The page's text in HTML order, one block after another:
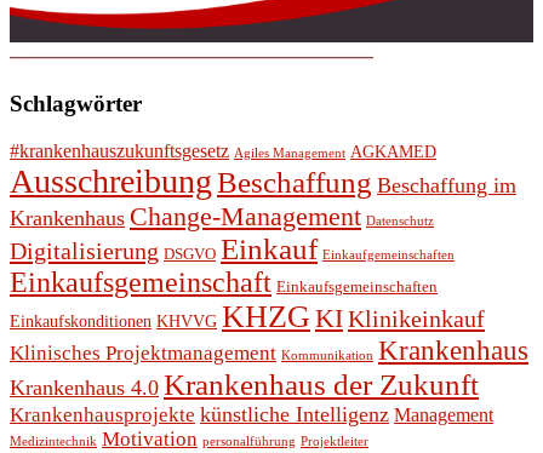
Schlagwörter
#krankenhauszukunftsgesetz Agiles Management AGKAMED
AusschreibungBeschaffung Beschaffung im
Krankenhaus Change-Management Datenschutz
Digitalisierung DSGVO Einkauf Einkaufgemeinschaften
Einkaufsgemeinschaft Einkaufsgemeinschaften
Einkaufskonditionen KHVVG KHZG KIKlinikeinkauf
Klinisches Projektmanagement Kommunikation Krankenhaus
Krankenhaus 4.0 Krankenhaus der Zukunft
Krankenhausprojekte künstliche Intelligenz Management
Medizintechnik Motivation personalführung Projektleiter